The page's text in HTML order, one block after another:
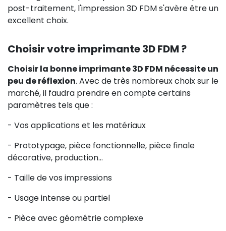
post-traitement, l'impression 3D FDM s'avère être un
excellent choix.
Choisir votre imprimante 3D FDM ?
Choisir la bonne imprimante 3D FDM nécessite un
peu de réflexion. Avec de très nombreux choix sur le
marché, il faudra prendre en compte certains
paramètres tels que :
- Vos applications et les matériaux
- Prototypage, pièce fonctionnelle, pièce finale
décorative, production...
- Taille de vos impressions
- Usage intense ou partiel
- Pièce avec géométrie complexe